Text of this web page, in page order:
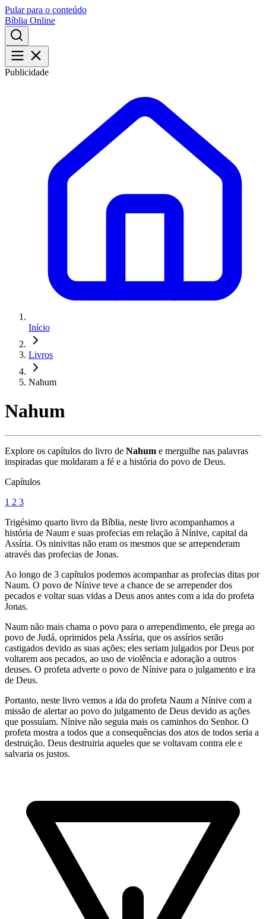
Pular para o conteúdo
Bíblia Online
Publicidade
Início
Livros
Nahum
Nahum
Explore os capítulos do livro de Nahum e mergulhe nas palavras
inspiradas que moldaram a fé e a história do povo de Deus.
Capítulos
1 2 3
Trigésimo quarto livro da Bíblia, neste livro acompanhamos a
história de Naum e suas profecias em relação à Nínive, capital da
Assíria. Os ninivitas não eram os mesmos que se arrependeram
através das profecias de Jonas.
Ao longo de 3 capítulos podemos acompanhar as profecias ditas por
Naum. O povo de Nínive teve a chance de se arrepender dos
pecados e voltar suas vidas a Deus anos antes com a ida do profeta
Jonas.
Naum não mais chama o povo para o arrependimento, ele prega ao
povo de Judá, oprimidos pela Assíria, que os assírios serão
castigados devido as suas ações; eles seriam julgados por Deus por
voltarem aos pecados, ao uso de violência e adoração a outros
deuses. O profeta adverte o povo de Nínive para o julgamento e ira
de Deus.
Portanto, neste livro vemos a ida do profeta Naum a Nínive com a
missão de alertar ao povo do julgamento de Deus devido as ações
que possuíam. Nínive não seguia mais os caminhos do Senhor. O
profeta mostra a todos que a consequências dos atos de todos seria a
destruição. Deus destruiria aqueles que se voltavam contra ele e
salvaria os justos.